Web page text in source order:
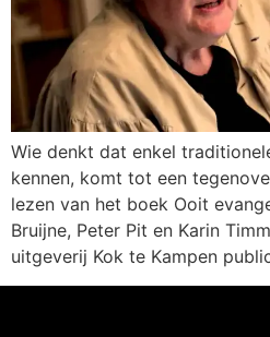
Wie denkt dat enkel
kennen, komt tot een
lezen van het boek Ooit
Bruijne, Peter Pit en Karin
uitgeverij Kok te Kampen